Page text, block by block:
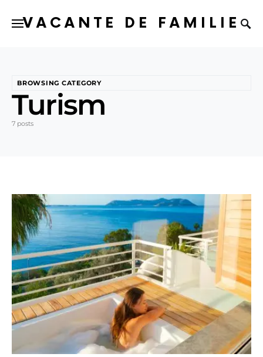
VACANTE DE FAMILIE
BROWSING CATEGORY
Turism
7 posts